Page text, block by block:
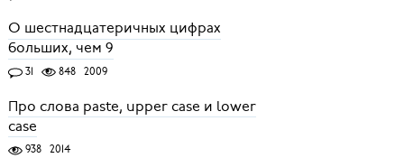
О шестнадцатеричных цифрах
больших, чем 9
31 848 2009
Про слова paste, upper case и lower
case
938 2014